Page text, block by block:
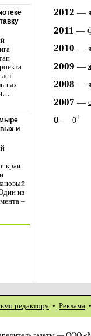
и
края
из
–
2012 —
2011 —
2010 —
2009 —
2008 —
2007 —
0 — 04
редактору • Реклама •